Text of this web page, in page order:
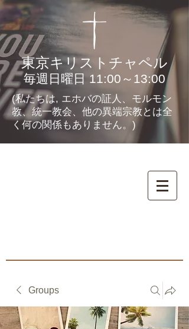
東京キリストチャペル
毎週日曜日 11:00～13:00
(私たちは, エホバの証人、モルモン
教、統一教会、他の異端宗教とは全
く何の関係もありません。)
Groups